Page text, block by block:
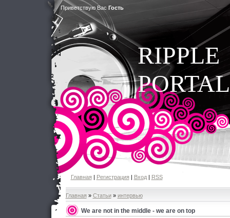
Приветствую Вас Гость
RIPPLE
PORTAL
Главная| Регистрация| Вход| RSS
Главная » Статьи» интервью
We are not in the middle - we are on top